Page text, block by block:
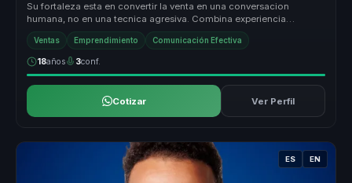
Su fortaleza esta en convertir la venta en una conversacion
humana, no en una tecnica agresiva. Combina experiencia
emprendedora, pedagog...
Ventas Emprendimiento Comunicación Efectiva
18años 3conf.
Cotizar Ver Perfil
ES EN